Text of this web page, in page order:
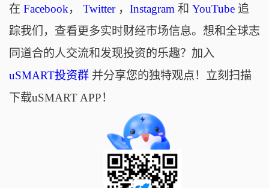
在 Facebook， Twitter， Instagram和 YouTube追
踪我们，查看更多实时财经市场信息。想和全球志
同道合的人交流和发现投资的乐趣？加入
uSMART投资群并分享您的独特观点！立刻扫描
下载uSMART APP！